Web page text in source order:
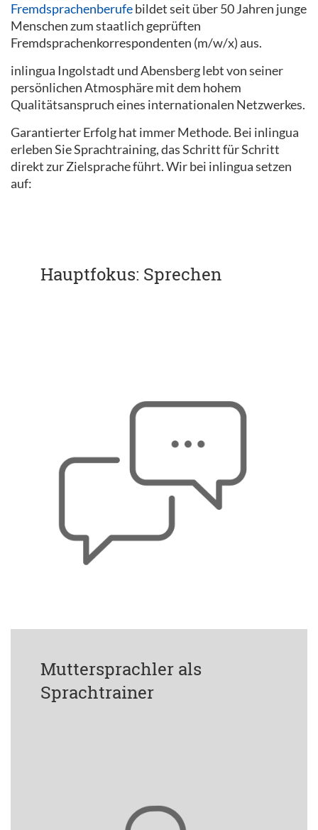
Fremdsprachenberufebildet seit über 50 Jahren junge
Menschen zum staatlich geprüften
Fremdsprachenkorrespondenten (m/w/x) aus.
inlingua Ingolstadt und Abensberg lebt von seiner
persönlichen Atmosphäre mit dem hohem
Qualitätsanspruch eines internationalen Netzwerkes.
Garantierter Erfolg hat immer Methode. Bei inlingua
erleben Sie Sprachtraining, das Schritt für Schritt
direkt zur Zielsprache führt. Wir bei inlingua setzen
auf:
Hauptfokus: Sprechen
Muttersprachler als
Sprachtrainer